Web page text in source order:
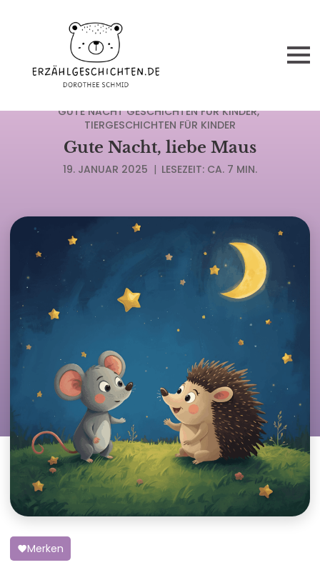
GUTE NACHT GESCHICHTEN FÜR KINDER
TIERGESCHICHTEN FÜR KINDER
Gute Nacht, liebe Maus
19. JANUAR 2025 | LESEZEIT: CA. 7 MIN.
Merken